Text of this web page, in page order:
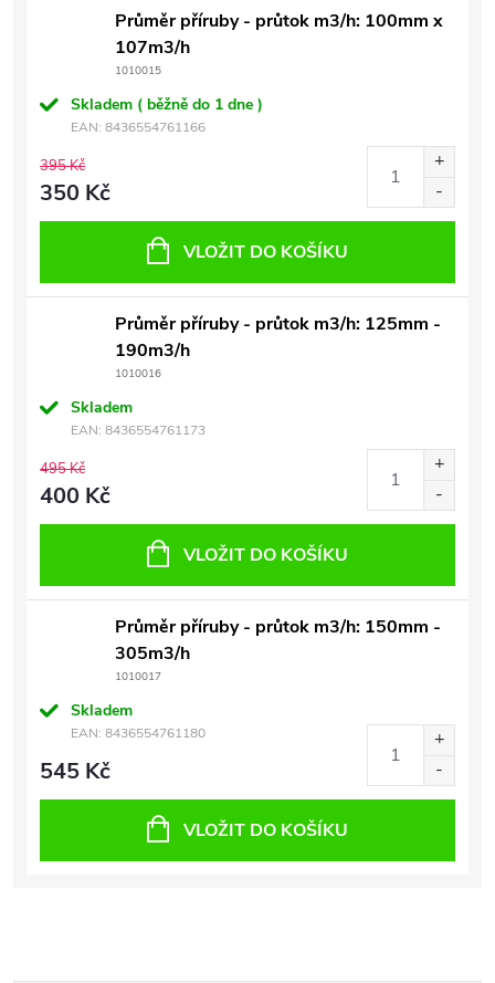
Průměr příruby - průtok m3/h: 100mm x
107m3/h
1010015
Skladem ( běžně do 1 dne )
EAN: 8436554761166
395 Kč
350 Kč
VLOŽIT DO KOŠÍKU
Průměr příruby - průtok m3/h: 125mm -
190m3/h
1010016
Skladem
EAN: 8436554761173
495 Kč
400 Kč
VLOŽIT DO KOŠÍKU
Průměr příruby - průtok m3/h: 150mm -
305m3/h
1010017
Skladem
EAN: 8436554761180
545 Kč
VLOŽIT DO KOŠÍKU